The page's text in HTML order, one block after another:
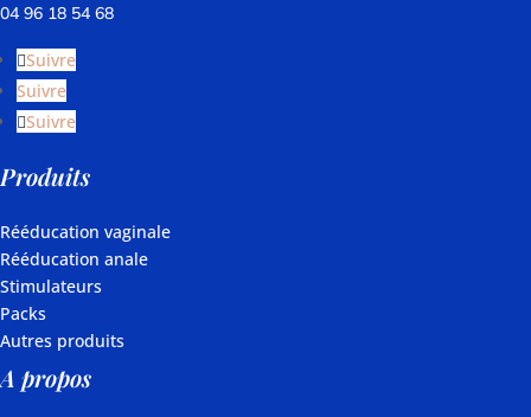
04 96 18 54 68
Suivre
Suivre
Suivre
Produits
Rééducation vaginale
Rééducation anale
Stimulateurs
Packs
Autres produits
A propos